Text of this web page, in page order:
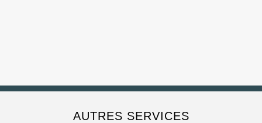
AUTRES SERVICES